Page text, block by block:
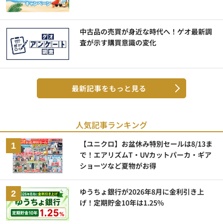
中古品の売買が身近な時代へ！ゲオ最新調
査が示す購買意識の変化
最新記事をもっと見る
人気記事ランキング
【ユニクロ】お盆休み特別セールは8/13ま
で！エアリズムT・UVカットパーカ・ギア
ショーツなど夏物がお得
ゆうちょ銀行が2026年8月に金利引き上
げ！定期貯金10年は1.25%